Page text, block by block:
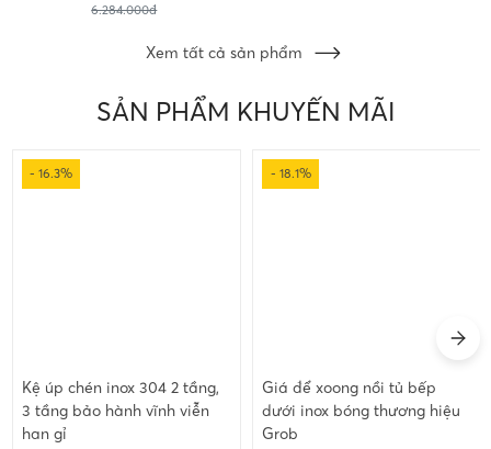
6.284.000đ
Xem tất cả sản phẩm
SẢN PHẨM KHUYẾN MÃI
- 18.1%
Giá để xoong nồi tủ bếp
dưới inox bóng thương hiệu
Grob
- 21.2%
Kệ gia vị inox 304 cho tủ bếp
dưới bảo hành vĩnh viễn han
gỉ